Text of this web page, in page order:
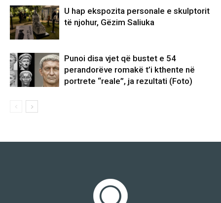
U hap ekspozita personale e skulptorit
të njohur, Gëzim Saliuka
Punoi disa vjet që bustet e 54
perandorëve romakë t’i kthente në
portrete “reale”, ja rezultati (Foto)